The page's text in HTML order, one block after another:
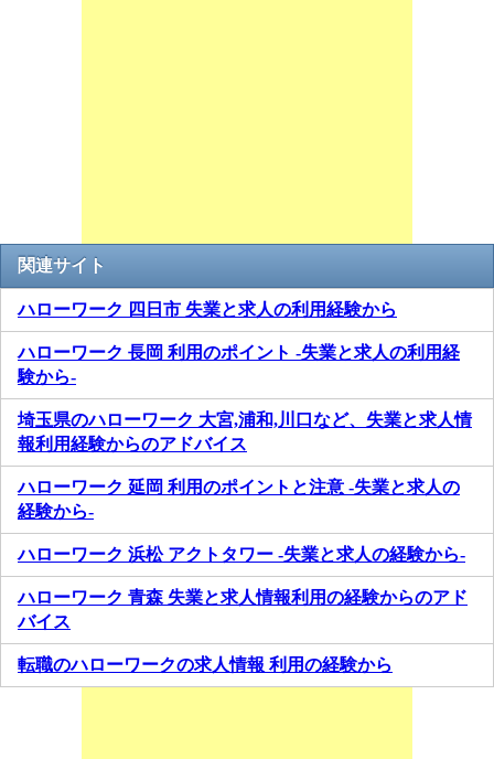
関連サイト
ハローワーク 四日市 失業と求人の利用経験から
ハローワーク 長岡 利用のポイント -失業と求人の利用経
験から-
埼玉県のハローワーク 大宮,浦和,川口など、失業と求人情
報利用経験からのアドバイス
ハローワーク 延岡 利用のポイントと注意 -失業と求人の
経験から-
ハローワーク 浜松 アクトタワー -失業と求人の経験から-
ハローワーク 青森 失業と求人情報利用の経験からのアド
バイス
転職のハローワークの求人情報 利用の経験から